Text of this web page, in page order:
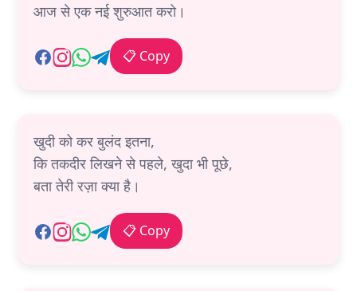
आज से एक नई शुरुआत करो।
📋 Copy
खुदी को कर बुलंद इतना,
कि तकदीर लिखने से पहले, खुदा भी पूछे,
बता तेरी रज़ा क्या है।
📋 Copy